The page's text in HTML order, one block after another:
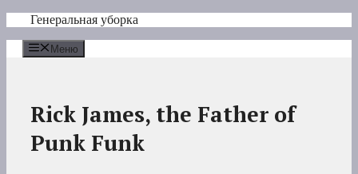
Перейти
содержимому
Генеральная уборка
Меню
Rick James, the Father of
Punk Funk